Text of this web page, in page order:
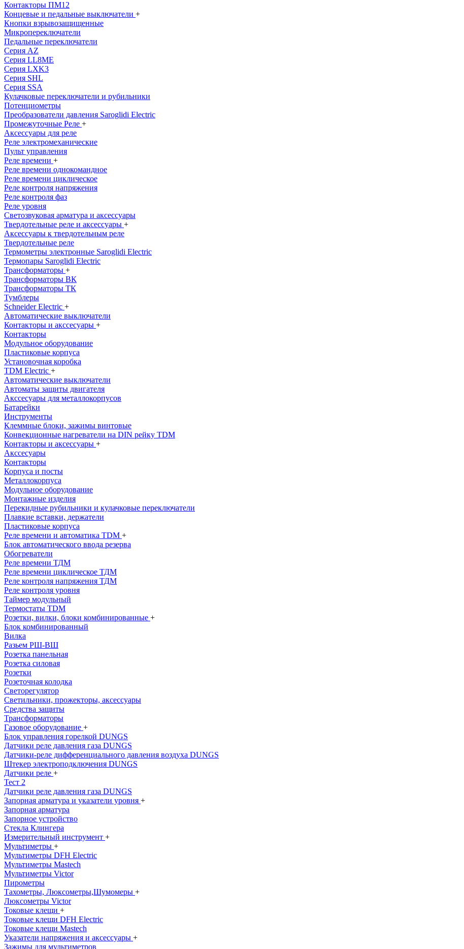
Контакторы ПМ12
Концевые и педальные выключатели +
Кнопки взрывозащищенные
Микропереключатели
Педальные переключатели
Серия AZ
Серия LL8ME
Серия LXK3
Серия SHL
Серия SSA
Кулачковые переключатели и рубильники
Потенциометры
Преобразователи давления Saroglidi Electric
Промежуточные Реле +
Аксессуары для реле
Реле электромеханические
Пульт управления
Реле времени +
Реле времени однокомандное
Реле времени циклическое
Реле контроля напряжения
Реле контроля фаз
Реле уровня
Светозвуковая арматура и аксессуары
Твердотельные реле и аксессуары +
Аксессуары к твердотельным реле
Твердотельные реле
Термометры электронные Saroglidi Electric
Термопары Saroglidi Electric
Трансформаторы +
Трансформаторы ВК
Трансформаторы ТК
Тумблеры
Schneider Electric +
Автоматические выключатели
Контакторы и акссесуары +
Контакторы
Модульное оборудование
Пластиковые корпуса
Установочная коробка
TDM Electric +
Автоматические выключатели
Автоматы защиты двигателя
Акссесуары для металлокорпусов
Батарейки
Инструменты
Клеммные блоки, зажимы винтовые
Конвекционные нагреватели на DIN рейку TDM
Контакторы и аксессуары +
Акссесуары
Контакторы
Корпуса и посты
Металлокорпуса
Модульное оборудование
Монтажные изделия
Перекидные рубильники и кулачковые переключатели
Плавкие вставки, держатели
Пластиковые корпуса
Реле времени и автоматика TDM +
Блок автоматического ввода резерва
Обогреватели
Реле времени ТДМ
Реле времени циклическое ТДМ
Реле контроля напряжения ТДМ
Реле контроля уровня
Таймер модульный
Термостаты TDM
Розетки, вилки, блоки комбинированные +
Блок комбинированный
Вилка
Разьем РШ-ВШ
Розетка панельная
Розетка силовая
Розетки
Розеточная колодка
Светорегулятор
Светильники, прожекторы, аксессуары
Средства защиты
Трансформаторы
Газовое оборудование +
Блок управления горелкой DUNGS
Датчики реле давления газа DUNGS
Датчики-реле дифференциального давления воздуха DUNGS
Штекер электроподключения DUNGS
Датчики реле +
Тест 2
Датчики реле давления газа DUNGS
Запорная арматура и указатели уровня +
Запорная арматура
Запорное устройство
Стекла Клингера
Измерительный инструмент +
Мультиметры +
Мультиметры DFH Electric
Мультиметры Mastech
Мультиметры Victor
Пирометры
Тахометры, Люксометры,Шумомеры +
Люксометры Victor
Токовые клещи +
Токовые клещи DFH Electric
Токовые клещи Mastech
Указатели напряжения и аксессуары +
Зажимы для мультиметров